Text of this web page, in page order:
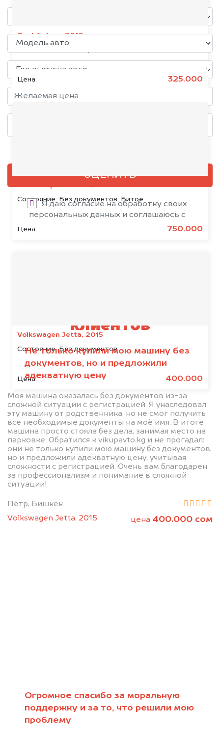
Opel Antara, 2018
Цена: 325.000
Состояние: Без документов, Битое
Цена: 750.000
Volkswagen Jetta, 2015
Состояние:Без документов
Цена: 400.000
ОЦЕНИТЬ
Я даю согласие на обработку своих
персональных данных и соглашаюсь с
политикой конфиденциальности
клиентов
Не только купили мою машину без
документов, но и предложили
адекватную цену
Моя машина оказалась без документов из-за
сложной ситуации с регистрацией. Я унаследовал
эту машину от родственника, но не смог получить
все необходимые документы на моё имя. В итоге
машина просто стояла без дела, занимая место на
парковке. Обратился к vikupavto.kg и не прогадал:
они не только купили мою машину без документов,
но и предложили адекватную цену, учитывая
сложности с регистрацией. Очень вам благодарен
за профессионализм и понимание в сложной
ситуации!
Пётр, Бишкек
Volkswagen Jetta, 2015
цена 400.000 сом
Огромное спасибо за моральную
поддержку и за то, что решили мою
проблему
БЕСПЛАТНО
Узнайте стоимость автомобиля с